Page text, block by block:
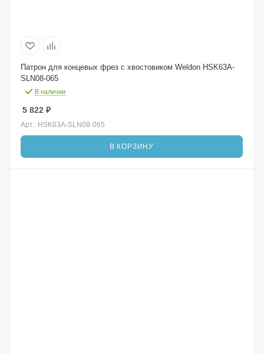
Патрон для концевых фрез с хвостовиком Weldon HSK63A-
SLN08-065
В наличии
5 822 ₽
Арт.: HSK63A-SLN08-065
В КОРЗИНУ